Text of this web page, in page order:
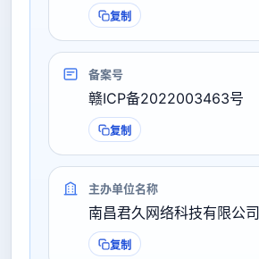
复制
备案号
赣ICP备2022003463号
复制
主办单位名称
南昌君久网络科技有限公司
复制